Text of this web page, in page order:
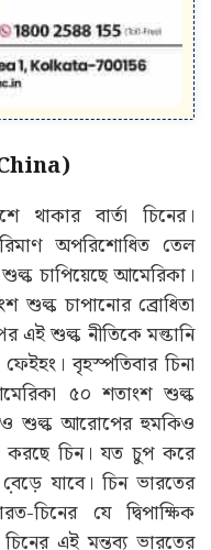
থাকার বার্তা চিনের।
অপরিশোধিত তেল
চাপিয়েছে আমেরিকা।
শুল্ক চাপানোর ব্রোধিতা
বৃহস্পতিবার চিনা
৫০ শতাংশ শুল্ক
শুল্ক আরোপের হুমকিও
করছে চিন। যত চুপ করে
যাবে। চিন ভারতের
চিনের যে দ্বিপাক্ষিক
এই মন্তব্য ভারতের
হচ্ছে। তিনি আরও বলেন,
দেশের মধ্যে সংহতি ও
চিনের এই বন্ধুত্বে
তাই নয় ভারত-চিনের এই
এশিয়ার অর্থনৈতিক